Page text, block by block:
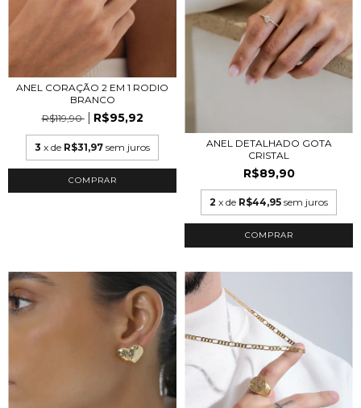
ANEL CORAÇÃO 2 EM 1 RODIO
BRANCO
R$119,90
R$95,92
3 x de R$31,97 sem juros
COMPRAR
ANEL DETALHADO GOTA
CRISTAL
R$89,90
2 x de R$44,95 sem juros
COMPRAR